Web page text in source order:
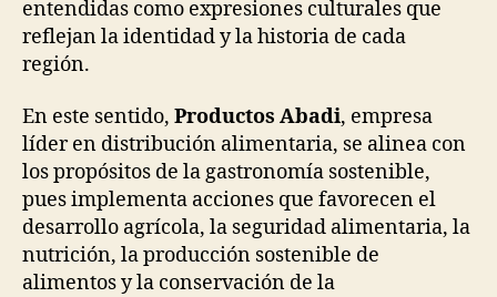
entendidas como expresiones culturales que
reflejan la identidad y la historia de cada
región.
En este sentido, Productos Abadi, empresa
líder en distribución alimentaria, se alinea con
los propósitos de la gastronomía sostenible,
pues implementa acciones que favorecen el
desarrollo agrícola, la seguridad alimentaria, la
nutrición, la producción sostenible de
alimentos y la conservación de la